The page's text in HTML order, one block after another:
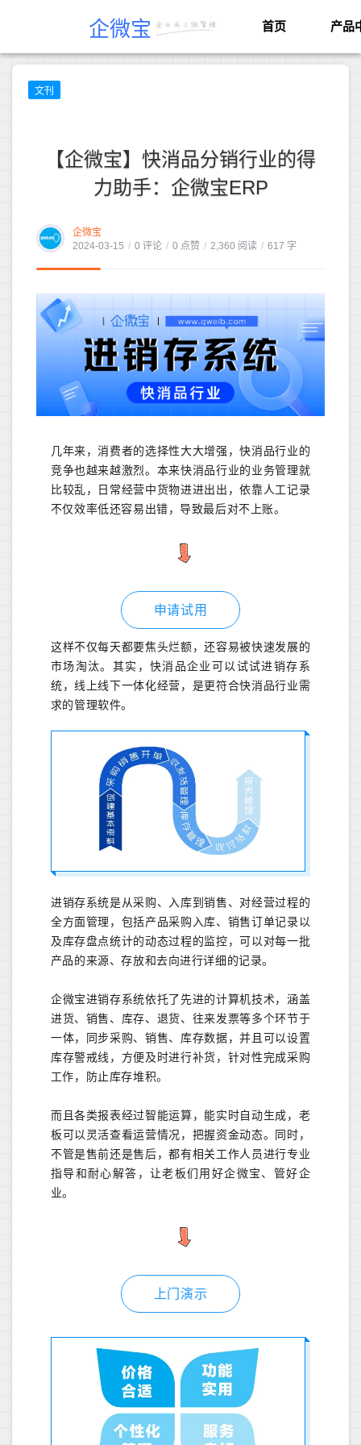
企微宝 首页 产品
文刊
【企微宝】快消品分销行业的得
力助手：企微宝ERP
企微宝
2024-03-15 / 0 评论 / 0 点赞 / 2,360 阅读 / 617 字
几年来，消费者的选择性大大增强，快消品行业的
竞争也越来越激烈。本来快消品行业的业务管理就
比较乱，日常经营中货物进进出出，依靠人工记录
不仅效率低还容易出错，导致最后对不上账。
申请试用
这样不仅每天都要焦头烂额，还容易被快速发展的
市场淘汰。其实，快消品企业可以试试进销存系
统，线上线下一体化经营，是更符合快消品行业需
求的管理软件。
进销存系统是从采购、入库到销售、对经营过程的
全方面管理，包括产品采购入库、销售订单记录以
及库存盘点统计的动态过程的监控，可以对每一批
产品的来源、存放和去向进行详细的记录。
企微宝进销存系统依托了先进的计算机技术，涵盖
进货、销售、库存、退货、往来发票等多个环节于
一体，同步采购、销售、库存数据，并且可以设置
库存警戒线，方便及时进行补货，针对性完成采购
工作，防止库存堆积。
而且各类报表经过智能运算，能实时自动生成，老
板可以灵活查看运营情况，把握资金动态。同时，
不管是售前还是售后，都有相关工作人员进行专业
指导和耐心解答，让老板们用好企微宝、管好企
业。
上门演示